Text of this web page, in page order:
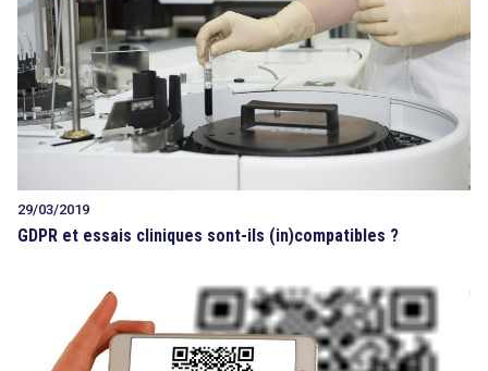
29/03/2019
GDPR et essais cliniques sont-ils (in)compatibles ?